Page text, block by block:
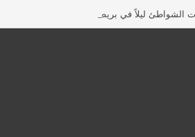
الشواطئ ليلاً في بريطانيا